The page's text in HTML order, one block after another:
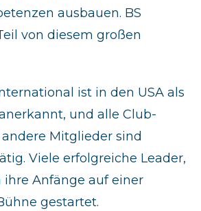
ausbauen. BS
von diesem großen
ist in den USA als
und alle Club-
Mitglieder sind
Viele erfolgreiche Leader,
ihre Anfänge auf einer
gestartet.